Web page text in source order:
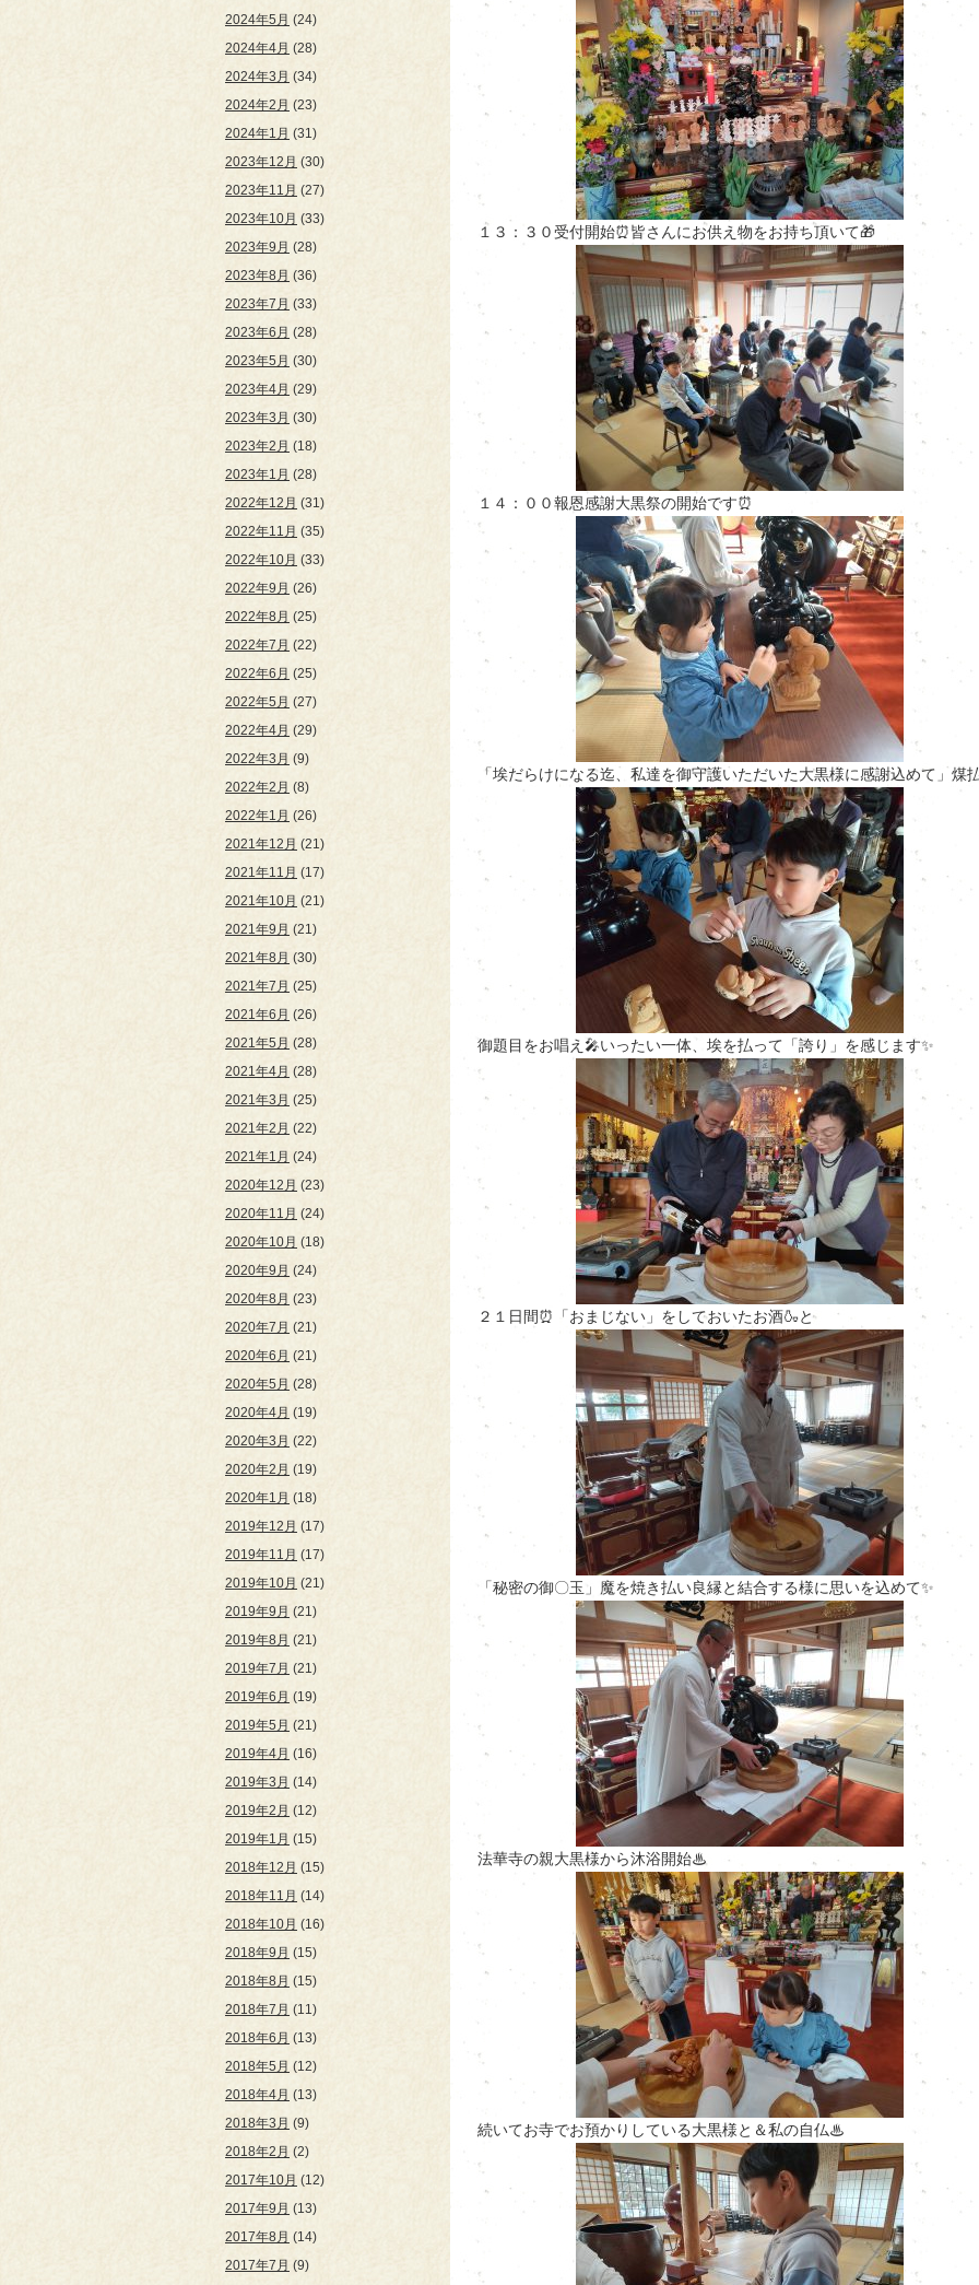
2024年5月 (24)
2024年4月 (28)
2024年3月 (34)
2024年2月 (23)
2024年1月 (31)
2023年12月 (30)
2023年11月 (27)
2023年10月 (33)
2023年9月 (28)
2023年8月 (36)
2023年7月 (33)
2023年6月 (28)
2023年5月 (30)
2023年4月 (29)
2023年3月 (30)
2023年2月 (18)
2023年1月 (28)
2022年12月 (31)
2022年11月 (35)
2022年10月 (33)
2022年9月 (26)
2022年8月 (25)
2022年7月 (22)
2022年6月 (25)
2022年5月 (27)
2022年4月 (29)
2022年3月 (9)
2022年2月 (8)
2022年1月 (26)
2021年12月 (21)
2021年11月 (17)
2021年10月 (21)
2021年9月 (21)
2021年8月 (30)
2021年7月 (25)
2021年6月 (26)
2021年5月 (28)
2021年4月 (28)
2021年3月 (25)
2021年2月 (22)
2021年1月 (24)
2020年12月 (23)
2020年11月 (24)
2020年10月 (18)
2020年9月 (24)
2020年8月 (23)
2020年7月 (21)
2020年6月 (21)
2020年5月 (28)
2020年4月 (19)
2020年3月 (22)
2020年2月 (19)
2020年1月 (18)
2019年12月 (17)
2019年11月 (17)
2019年10月 (21)
2019年9月 (21)
2019年8月 (21)
2019年7月 (21)
2019年6月 (19)
2019年5月 (21)
2019年4月 (16)
2019年3月 (14)
2019年2月 (12)
2019年1月 (15)
2018年12月 (15)
2018年11月 (14)
2018年10月 (16)
2018年9月 (15)
2018年8月 (15)
2018年7月 (11)
2018年6月 (13)
2018年5月 (12)
2018年4月 (13)
2018年3月 (9)
2018年2月 (2)
2017年10月 (12)
2017年9月 (13)
2017年8月 (14)
2017年7月 (9)
１３：３０受付開始⏰皆さんにお供え物をお持ち頂いて🎁
１４：００報恩感謝大黒祭の開始です⏰
「埃だらけになる迄、私達を御守護いただいた大黒様に感謝込めて」煤払
御題目をお唱え🎤いったい一体、埃を払って「誇り」を感じます✨
２１日間⏰「おまじない」をしておいたお酒🍶と
「秘密の御〇玉」魔を焼き払い良縁と結合する様に思いを込めて✨
法華寺の親大黒様から沐浴開始♨
続いてお寺でお預かりしている大黒様と＆私の自仏♨